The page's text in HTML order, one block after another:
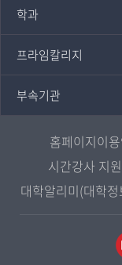
학과
인문과학대학
국어국문학과
영어영문학과
일본학과
사회과학대학
프라임칼리지
프라임칼리지
학사학위과정
평생교육과정
부속기관
부속기관
중앙도서관
원격교육혁신연구원
통합인문학연구소
디지털미디어센터
홈페이지이
시간강사 지원
대학알리미(대학